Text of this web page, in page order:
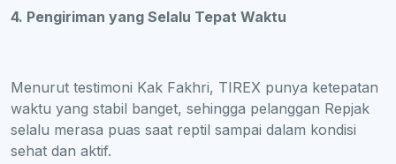
4. Pengiriman yang Selalu Tepat Waktu
Menurut testimoni Kak Fakhri, TIREX punya ketepatan
waktu yang stabil banget, sehingga pelanggan Repjak
selalu merasa puas saat reptil sampai dalam kondisi
sehat dan aktif.